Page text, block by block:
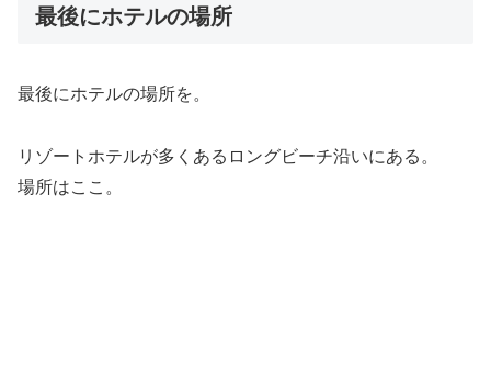
最後にホテルの場所
最後にホテルの場所を。
リゾートホテルが多くあるロングビーチ沿いにある。
場所はここ。